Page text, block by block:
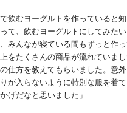
飲むヨーグルトを作っていると
て、飲むヨーグルトにしてみたい
みんなが寝ている間もずっと作
をたくさんの商品が流れていま
仕方を教えてもらいました。意
が入らないように特別な服を着
げだなと思いました」